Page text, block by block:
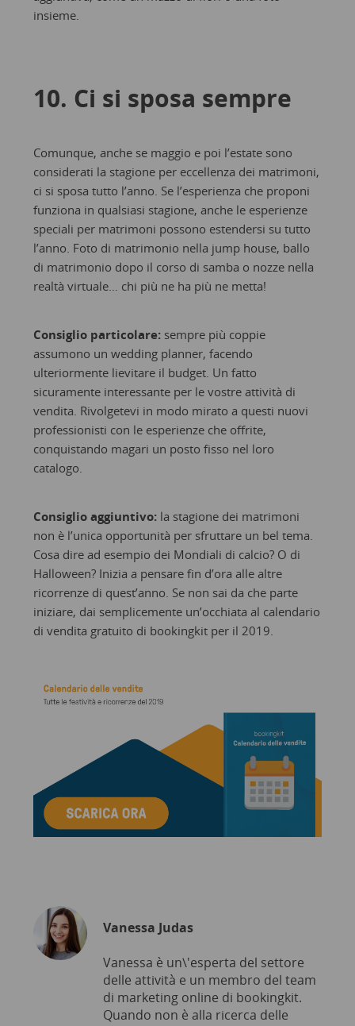
insieme.
10. Ci si sposa sempre
Comunque, anche se maggio e poi l’estate sono
considerati la stagione per eccellenza dei matrimoni,
ci si sposa tutto l’anno. Se l’esperienza che proponi
funziona in qualsiasi stagione, anche le esperienze
speciali per matrimoni possono estendersi su tutto
l’anno. Foto di matrimonio nella jump house, ballo
di matrimonio dopo il corso di samba o nozze nella
realtà virtuale… chi più ne ha più ne metta!
Consiglio particolare:sempre più coppie
assumono un wedding planner, facendo
ulteriormente lievitare il budget. Un fatto
sicuramente interessante per le vostre attività di
vendita. Rivolgetevi in modo mirato a questi nuovi
professionisti con le esperienze che offrite,
conquistando magari un posto fisso nel loro
catalogo.
Consiglio aggiuntivo:la stagione dei matrimoni
non è l’unica opportunità per sfruttare un bel tema.
Cosa dire ad esempio dei Mondiali di calcio? O di
Halloween? Inizia a pensare fin d’ora alle altre
ricorrenze di quest’anno. Se non sai da che parte
iniziare, dai semplicemente un’occhiata al calendario
di vendita gratuito di bookingkit per il 2019.
Vanessa Judas
Vanessa è un\'esperta del settore
delle attività e un membro del team
di marketing online di bookingkit.
Quando non è alla ricerca delle